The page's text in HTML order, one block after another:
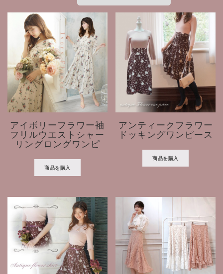
アイボリーフラワー袖
フリルウエストシャー
リングロングワンピ
商品を購入
アンティークフラワー
ドッキングワンピース
商品を購入